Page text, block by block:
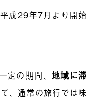
成29年7月より開始
の期間、 地域に滞
、通常の旅行では味